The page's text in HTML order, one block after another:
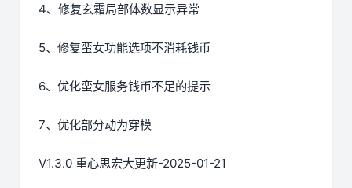
4、修复玄霜局部体数显示异常
5、修复蛮女功能选项不消耗钱币
6、优化蛮女服务钱币不足的提示
7、优化部分动为穿模
V1.3.0 重心思宏大更新-2025-01-21